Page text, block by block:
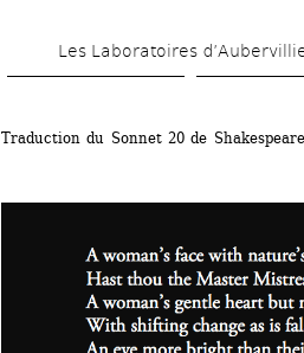
Les Laboratoires
Traduction du Sonnet 20 de Shakespeare